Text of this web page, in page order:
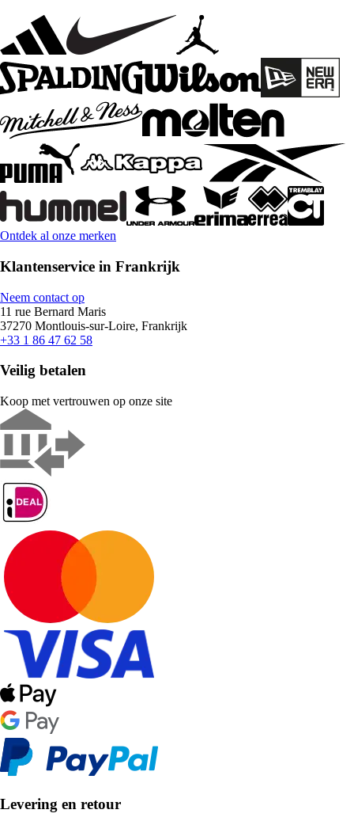
Ontdek al onze merken
Klantenservice in Frankrijk
Neem contact op
11 rue Bernard Maris
37270 Montlouis-sur-Loire, Frankrijk
+33 1 86 47 62 58
Veilig betalen
Koop met vertrouwen op onze site
Levering en retour